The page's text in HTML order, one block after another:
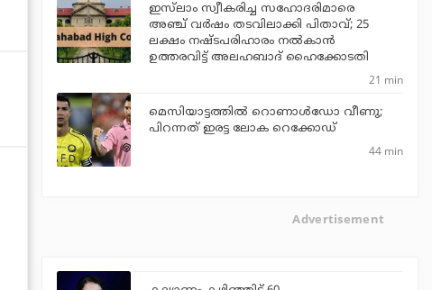
ഇസ്‌ലാം സ്വീകരിച്ച സഹോദരിമാരെ
അഞ്ച് വര്‍ഷം തടവിലാക്കി പിതാവ്; 25
ലക്ഷം നഷ്ടപരിഹാരം നല്‍കാന്‍
ഉത്തരവിട്ട് അലഹബാദ് ഹൈക്കോടതി
21 min
മെസിയാട്ടത്തില്‍ റൊണാള്‍ഡോ വീണു;
പിറന്നത് ഇരട്ട ലോക റെക്കോഡ്
44 min
Advertisement